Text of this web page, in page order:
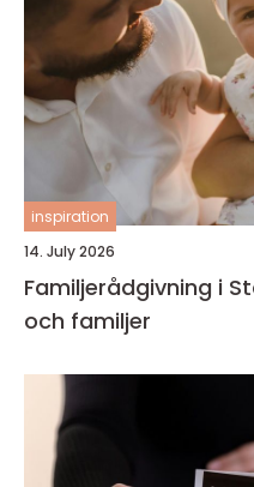
inspiration
14. July 2026
Familjerådgivning i
och familjer